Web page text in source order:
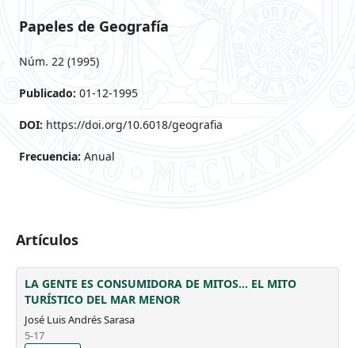
Papeles de Geografía
Núm. 22 (1995)
Publicado: 01-12-1995
DOI: https://doi.org/10.6018/geografia
Frecuencia: Anual
Artículos
LA GENTE ES CONSUMIDORA DE MITOS... EL MITO
TURÍSTICO DEL MAR MENOR
José Luis Andrés Sarasa
5-17